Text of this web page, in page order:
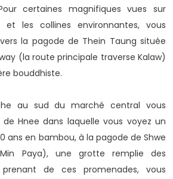
certaines magnifiques vues sur
et les collines environnantes, vous
la pagode de Thein Taung située
(la route principale traverse Kalaw)
bouddhiste.
au sud du marché central vous
Hnee dans laquelle vous voyez un
ans en bambou, à la pagode de Shwe
Paya), une grotte remplie des
prenant de ces promenades, vous